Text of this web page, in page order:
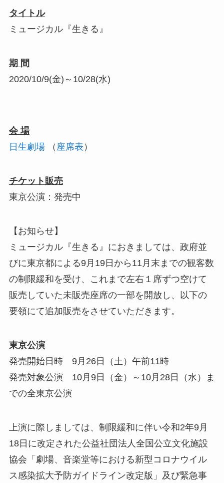
タイトル
ミュージカル『生きる』
期 間
2020/10/9(金)～10/28(水)
会 場
日生劇場（ 座席表 ）
チケット販売
東京公演：発売中
【お知らせ】
ミュージカル『生きる』におきましては、政府並
びに東京都による9月19日から11月末までの観客数
の制限緩和を受け、これまで左右１席ずつ空けて
販売していた未販売座席の一部を開放し、以下の
要領にて追加販売をさせていただきます。
東京公演
発売開始日時 9月26日（土）午前11時
発売対象公演 10月9日（金）～10月28日（水）ま
での全東京公演
上演に際しましては、制限緩和に伴い令和2年9月
18日に改定された公益社団法人全国公立文化施設
協会「劇場、音楽堂等における新型コロナウイル
ス感染拡大予防ガイドライン改定版」及び緊急事